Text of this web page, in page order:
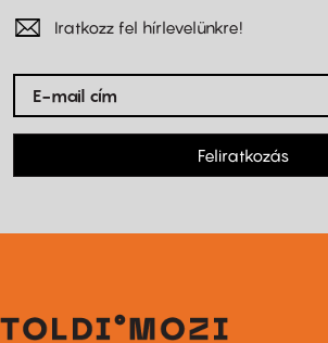
Iratkozz fel hírlevelünkre!
Feliratkozás